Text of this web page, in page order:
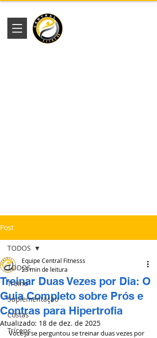
Post
TODOS
Treino
Suplementação
Costas
Tríceps
TODOS
Treinar Duas Vezes por Dia: O
Guia Completo sobre Prós e
Contras para Hipertrofia
Equipe Central Fitnesss
23 min de leitura
Atualizado: 18 de dez. de 2025
Você já se perguntou se treinar duas vezes por